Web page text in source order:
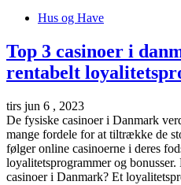
Hus og Have
Top 3 casinoer i
rentabelt
tirs jun 6 , 2023
De fysiske casinoer i Danmark
mange fordele for at tiltrække de
følger online casinoerne i deres
loyalitetsprogrammer og
casinoer i Danmark? Et